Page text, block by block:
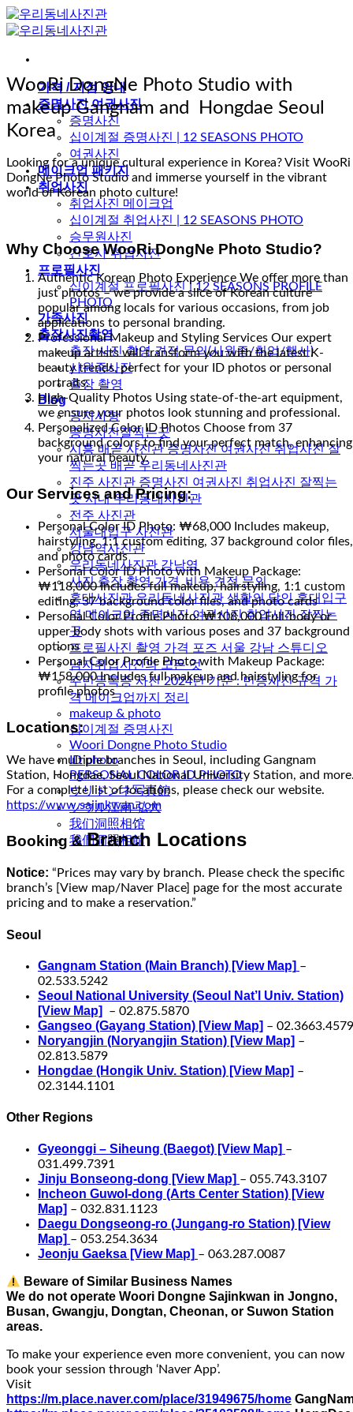
Skip
to
가격 / 지점 안내
증명사진 여권사진
증명사진
십이계절 증명사진 | 12 SEASONS PHOTO
여권사진
메이크업 패키지
취업사진
취업사진 메이크업
십이계절 취업사진 | 12 SEASONS PHOTO
승무원사진
간호사 취업사진
프로필사진
십이계절 프로필사진 | 12 SEASONS PROFILE
PHOTO
가족사진
출장사진촬영
출장 사진 촬영 견적 문의(사원증/취업/행사)
사원증사진
출장 촬영
Blog
공지사항
증명사진잘찍는곳
시흥 배곧 사진관 증명사진 여권사진 취업사진 잘
찍는곳 배곧 우리동네사진관
진주 사진관 증명사진 여권사진 취업사진 잘찍는
곳 시내 우리동네사진관
전주 사진관
서울대입구 사진관
강남역사진관
우리동네사진관 강남역
사진 출장 촬영 가격_비용 견적 문의
홍대사진관 우리동네사진관 생활의 달인 홍대입구
역 메이크업 증명사진 여권사진 취업사진 잘찍는
곳
프로필사진 촬영 가격 포즈 서울 강남 스튜디오
남자취업사진의 모든 것
주민등록증 사진 2024년 기준 : 민증사진 규격 가
격 메이크업까지 정리
makeup & photo
십이계절 증명사진
Woori Dongne Photo Studio
ID photo
PERSONAL COLOR ID PHOTO
ウリドンネ写真館
ソウル江南·弘大
我们洞照相馆
我們洞照相館
WooRi DongNe Photo Studio with
makeup Gangnam and Hongdae Seoul
Korea
Looking for a unique cultural experience in Korea? Visit WooRi
DongNe Photo Studio and immerse yourself in the vibrant
world of Korean photo culture!
Why Choose WooRi DongNe Photo Studio?
Authentic Korean Photo Experience We offer more than
just photos – we provide a slice of Korean culture
popular among locals for various occasions, from job
applications to personal branding.
Professional Makeup and Styling Services Our expert
makeup artists will transform you with the latest K-
beauty trends, perfect for your ID photos or personal
portraits.
High-Quality Photos Using state-of-the-art equipment,
we ensure your photos look stunning and professional.
Personalized Color ID Photos Choose from 37
background colors to find your perfect match, enhancing
your natural beauty.
Our Services and Pricing:
Personal Color ID Photo: ₩68,000 Includes makeup,
hairstyling, 1:1 custom editing, 37 background color files,
and photo cards
Personal Color ID Photo with Makeup Package:
₩118,000 Includes full makeup, hairstyling, 1:1 custom
editing, 37 background color files, and photo cards
Personal Color Profile Photo: ₩108,000 Full-body or
upper body shots with various poses and 37 background
options
Personal Color Profile Photo with Makeup Package:
₩158,000 Includes full makeup and hairstyling for
profile photos
Locations:
We have multiple branches in Seoul, including Gangnam
Station, Hongdae, Seoul National University Station, and
For a complete list of locations, please check our website.
https://www.sajinkwan.com
Booking &Branch Locations
Notice: “Prices may vary by branch. Please check the specific
branch’s [View map/Naver Place] page for the most accurate
pricing and to make a reservation.”
Seoul
Gangnam Station (Main Branch) [View Map] –
02.533.5242
Seoul National University (Seoul Nat’l Univ. Station)
[View Map]
– 02.875.5870
Gangseo (Gayang Station) [View Map] – 02.3663.4579
Noryangjin (Noryangjin Station) [View Map] –
02.813.5879
Hongdae (Hongik Univ. Station) [View Map] –
02.3144.1101
Other Regions
Gyeonggi – Siheung (Baegot) [View Map] –
031.499.7391
Jinju Bonseong-dong [View Map] – 055.743.3107
Incheon Guwol-dong (Arts Center Station) [View
Map] – 032.831.1123
Daegu Dongseong-ro (Jungang-ro Station) [View
Map] – 053.254.3634
Jeonju Gaeksa [View Map] – 063.287.0087
Beware of Similar Business Names
We do not operate Woori Dongne Sajinkwan in Jongno,
Busan, Gwangju, Dongtan, Cheonan, or Suwon Station
areas.
To make your experience even more convenient, you can now
book your session through ‘Naver App’.
Visit
https://m.place.naver.com/place/31949675/home